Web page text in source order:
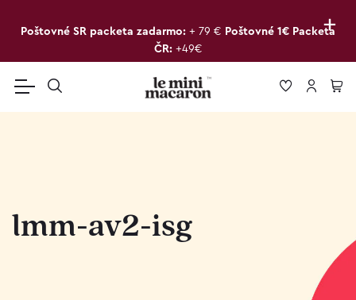
+
Poštovné SR packeta zadarmo: + 79 € Poštovné 1€ Packeta
ČR: +49€
lmm-av2-isg